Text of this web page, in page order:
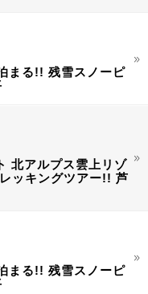
まる!! 残雪スノーピ
北アルプス雲上リゾ
ッキングツアー!! 芦
まる!! 残雪スノーピ